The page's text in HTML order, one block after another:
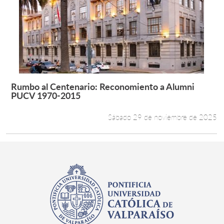
Formación Continua
Estudiantes
Académicos
Funcionarios
Alumni
Leer más +
Rumbo al Centenario: Reconomiento a Alumni
PUCV 1970-2015
Sábado 29 de noviembre de 2025